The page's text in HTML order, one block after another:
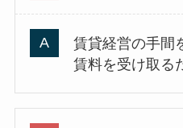
賃貸経営の手間
賃料を受け取る